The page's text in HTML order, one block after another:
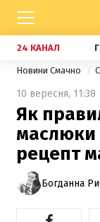
24 КАНАЛ
Новини Смачно
10 вересня, 11:38
Як
маслюки
рецепт
Богданна